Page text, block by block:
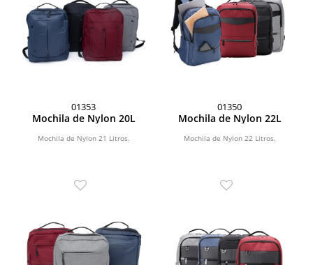
01353
Mochila de Nylon 20L
Mochila de Nylon 21 Litros.
01350
Mochila de Nylon 22L
Mochila de Nylon 22 Litros.